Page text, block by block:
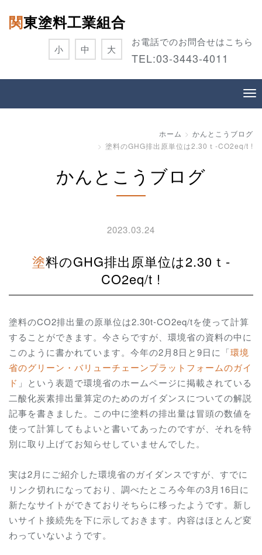
関東塗料工業組合
お電話でのお問合せはこちら
TEL:03-3443-4011
小 中 大
ホーム
かんとこうブログ
塗料のGHG排出原単位は2.30ｔ-CO2eq/t !
かんとこうブログ
2023.03.24
塗料のGHG排出原単位は2.30ｔ-
CO2eq/t !
塗料のCO2排出量の原単位は2.30t-CO2eq/tを使って計算
することができます。今さらですが、環境省の資料の中に
このように書かれています。今年の2月8日と9日に「環境
省のグリーン・バリューチェーンプラットフォームのガイ
ド 」という表題で環境省のホームページに掲載されている
二酸化炭素排出量算定のためのガイダンスについての解説
記事を書きました。この中に塗料の排出量は冒頭の数値を
使って計算してもよいと書いてあったのですが、それを特
別に取り上げてお知らせしていませんでした。
実は2月にご紹介した環境省のガイダンスですが、すでに
リンク切れになっており、調べたところ今年の3月16日に
新たなサイトができておりそちらに移ったようです。新し
いサイト接続先を下に示しておきます。内容はほとんど変
わっていないようです。